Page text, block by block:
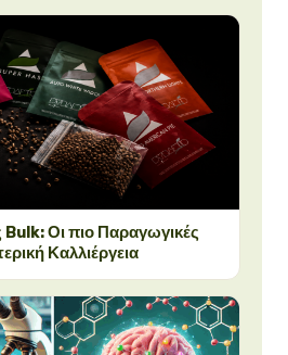
Οι πιο Παραγωγικές
Καλλιέργεια